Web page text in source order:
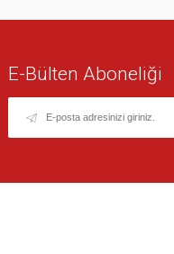
E-Bülten Aboneliği